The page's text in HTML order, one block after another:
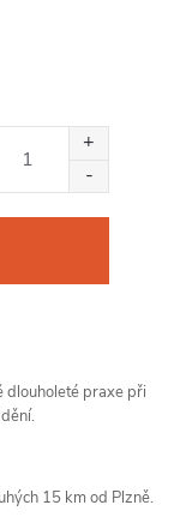
dlouholeté praxe při
15 km od Plzně.